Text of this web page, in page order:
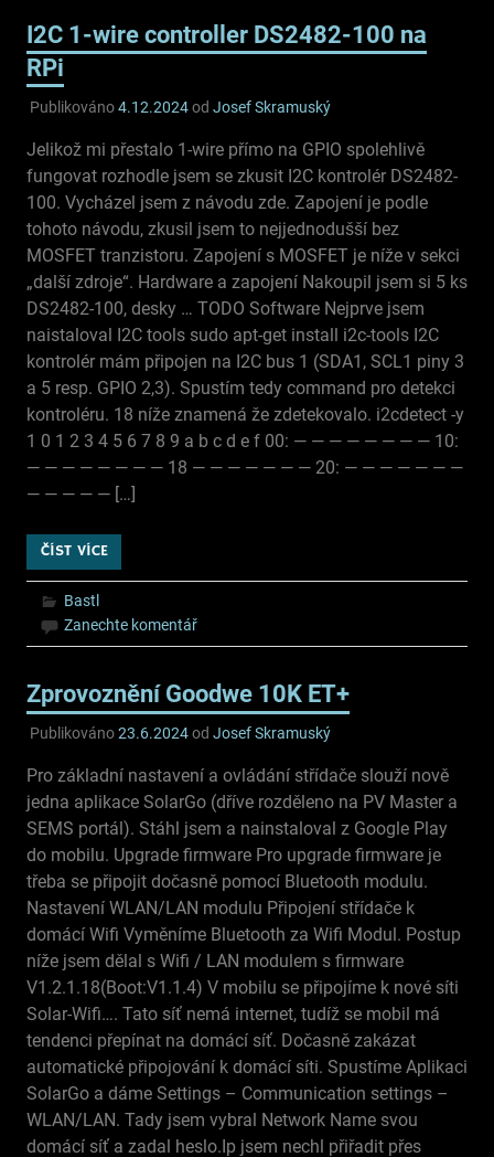
I2C 1-wire controller DS2482-100 na
RPi
Publikováno4.12.2024od Josef Skramuský
Jelikož mi přestalo 1-wire přímo na GPIO spolehlivě
fungovat rozhodle jsem se zkusit I2C kontrolér DS2482-
100. Vycházel jsem z návodu zde. Zapojení je podle
tohoto návodu, zkusil jsem to nejjednodušší bez
MOSFET tranzistoru. Zapojení s MOSFET je níže v sekci
„další zdroje“. Hardware a zapojení Nakoupil jsem si 5 ks
DS2482-100, desky … TODO Software Nejprve jsem
naistaloval I2C tools sudo apt-get install i2c-tools I2C
kontrolér mám připojen na I2C bus 1 (SDA1, SCL1 piny 3
a 5 resp. GPIO 2,3). Spustím tedy command pro detekci
kontroléru. 18 níže znamená že zdetekovalo. i2cdetect -y
1 0 1 2 3 4 5 6 7 8 9 a b c d e f 00: — — — — — — — — 10:
— — — — — — — — 18 — — — — — — — 20: — — — — — — —
— — — — — […]
ČÍST VÍCE
Bastl
Zanechte komentář
Zprovoznění Goodwe 10K ET+
Publikováno23.6.2024od Josef Skramuský
Pro základní nastavení a ovládání střídače slouží nově
jedna aplikace SolarGo (dříve rozděleno na PV Master a
SEMS portál). Stáhl jsem a nainstaloval z Google Play
do mobilu. Upgrade firmware Pro upgrade firmware je
třeba se připojit dočasně pomocí Bluetooth modulu.
Nastavení WLAN/LAN modulu Připojení střídače k
domácí Wifi Vyměníme Bluetooth za Wifi Modul. Postup
níže jsem dělal s Wifi / LAN modulem s firmware
V1.2.1.18(Boot:V1.1.4) V mobilu se připojíme k nové síti
Solar-Wifi…. Tato síť nemá internet, tudíž se mobil má
tendenci přepínat na domácí síť. Dočasně zakázat
automatické připojování k domácí síti. Spustíme Aplikaci
SolarGo a dáme Settings – Communication settings –
WLAN/LAN. Tady jsem vybral Network Name svou
domácí síť a zadal heslo.Ip jsem nechl přiřadit přes